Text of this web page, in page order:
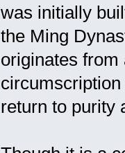
was initially
the Ming
originates from
return to purity